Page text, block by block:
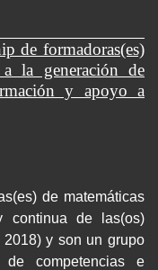
de formadoras(es)
a la generación de
y apoyo a
de matemáticas
continua de las(os)
2018) y son un grupo
de competencias e